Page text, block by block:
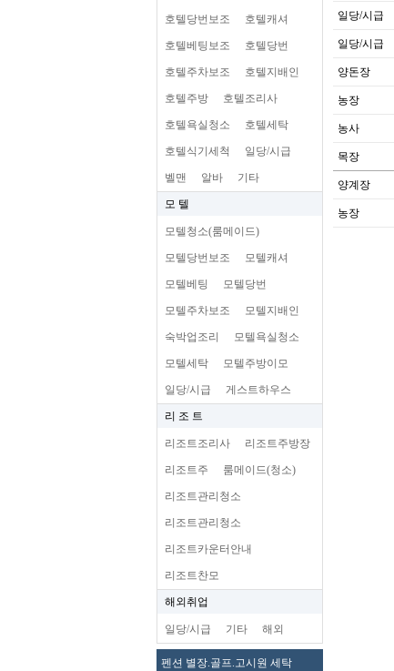
호텔당번보조 호텔캐셔
호텔베팅보조 호텔당번
호텔주차보조 호텔지배인
호텔주방 호텔조리사
호텔욕실청소 호텔세탁
호텔식기세척 일당/시급
벨맨 알바 기타
모 텔
모텔청소(룸메이드)
모텔당번보조 모텔캐셔
모텔베팅 모텔당번
모텔주차보조 모텔지배인
숙박업조리 모텔욕실청소
모텔세탁 모텔주방이모
일당/시급 게스트하우스
리 조 트
리조트조리사 리조트주방장
리조트주 룸메이드(청소)
리조트관리청소
리조트관리청소
리조트카운터안내
리조트찬모
해외취업
일당/시급 기타 해외
펜션 별장.골프.고시원 세탁
일당/시급
일당/시급
양돈장
농장
농사
목장
양계장
농장